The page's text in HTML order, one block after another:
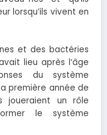
lorsqu’ils vivent en
et des bactéries
lieu après l‘âge
du système
première année de
joueraient un rôle
le système